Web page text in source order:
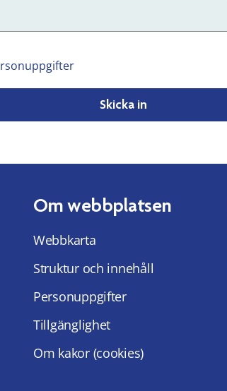
Skicka in
Om webbplatsen
Webbkarta
Struktur och innehåll
Personuppgifter
Tillgänglighet
Om kakor (cookies)